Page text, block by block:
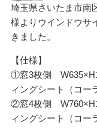
埼玉県さいたま市南
様よりウインドウサ
きました。
【仕様】
①窓3枚側
ィングシート（コー
②窓4枚側
ィングシート（コー